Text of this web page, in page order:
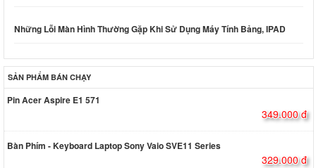
Những Lỗi Màn Hình Thường Gặp Khi Sử Dụng Máy Tính Bảng, IPAD
SẢN PHẨM BÁN CHẠY
Pin Acer Aspire E1 571
349.000 đ
Bàn Phím - Keyboard Laptop Sony Vaio SVE11 Series
329.000 đ